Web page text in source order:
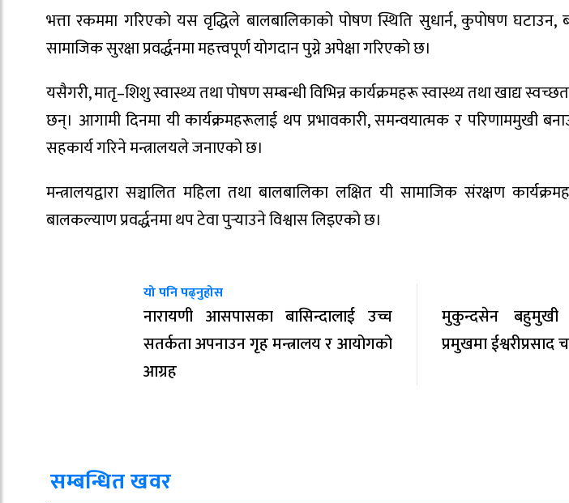
भत्ता रकममा गरिएको यस वृद्धिले बालबालिकाको पोषण स्थिति सुधार्न, कुपोषण घटाउन,
सामाजिक सुरक्षा प्रवर्द्धनमा महत्त्वपूर्ण योगदान पुग्ने अपेक्षा गरिएको छ।
यसैगरी, मातृ–शिशु स्वास्थ्य तथा पोषण सम्बन्धी विभिन्न कार्यक्रमहरू स्वास्थ्य तथा खाद्य
छन्। आगामी दिनमा यी कार्यक्रमहरूलाई थप प्रभावकारी, समन्वयात्मक र परिणाममुखी
सहकार्य गरिने मन्त्रालयले जनाएको छ।
मन्त्रालयद्वारा सञ्चालित महिला तथा बालबालिका लक्षित यी सामाजिक संरक्षण
बालकल्याण प्रवर्द्धनमा थप टेवा पुर्‍याउने विश्वास लिइएको छ।
यो पनि पढ्नुहोस
नारायणी आसपासका बासिन्दालाई उच्च
सतर्कता अपनाउन गृह मन्त्रालय र आयोगको
आग्रह
मुकुन्दसेन
प्रमुखमा ईश्वरीप्रसाद
सम्बन्धित खवर